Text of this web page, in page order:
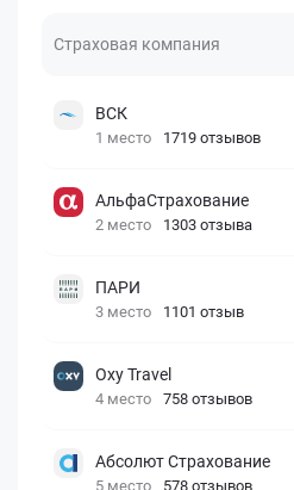
Страховая компания
ВСК
1 место 1719 отзывов
АльфаСтрахование
2 место 1303 отзыва
ПАРИ
3 место 1101 отзыв
Oxy Travel
4 место 758 отзывов
Абсолют Страхование
5 место 578 отзывов